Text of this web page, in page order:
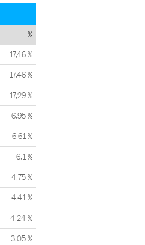
%
17,46 %
17,46 %
17,29 %
6,95 %
6,61 %
6,1 %
4,75 %
4,41 %
4,24 %
3,05 %